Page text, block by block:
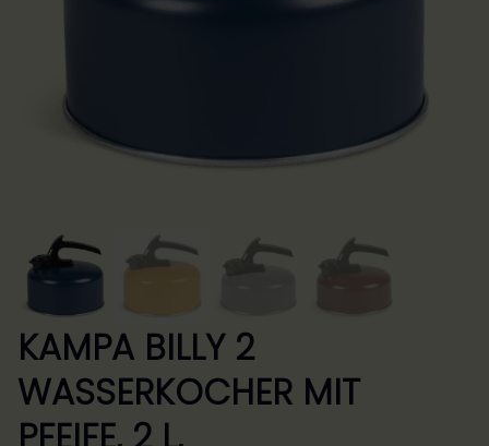
KAMPA BILLY 2
WASSERKOCHER MIT
PFEIFE, 2 L,